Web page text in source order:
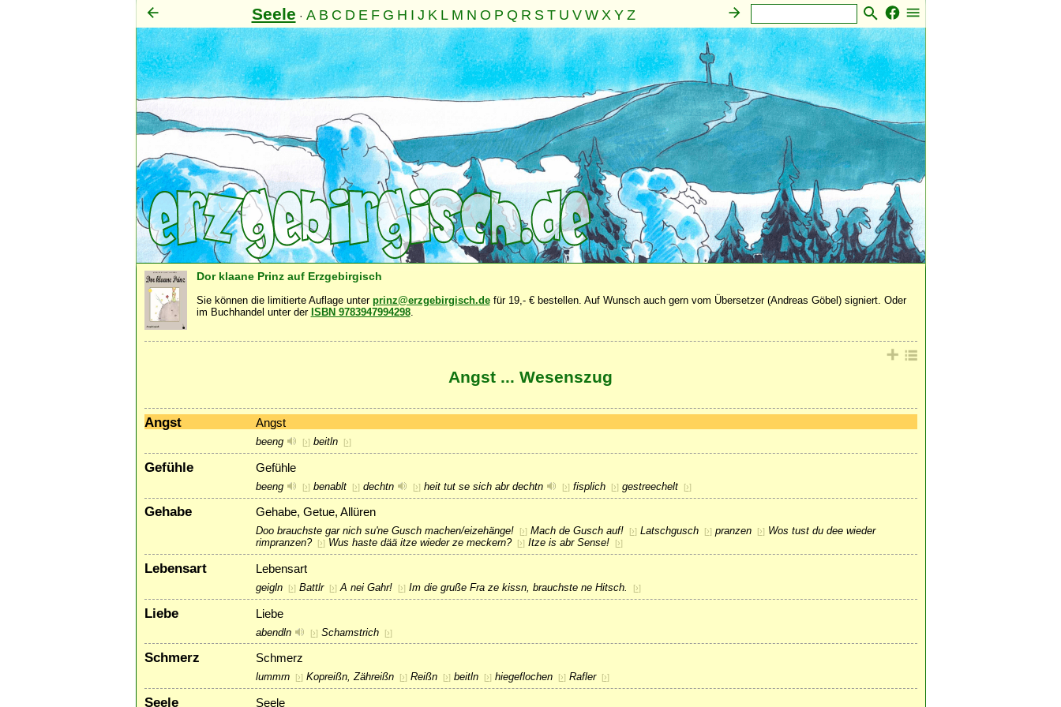
Seele · A B C D E F G H I J K L M N O P Q R S T U V W X Y Z
Mensch· Geist·Familie·Gemeinschaft ·Nahrung·Natur·Sonstiges
Dor klaane Prinz auf Erzgebirgisch
Sie können die limitierte Auflage unter prinz@erzgebirgisch.defür 19,- € bestellen. Auf Wunsch auch gern vom Übersetzer (Andreas Göbel) signiert. Oder
im Buchhandel unter der ISBN 9783947994298.
Angst ... Wesenszug
Angst Angst
beeng [›] beitln [›]
Gefühle Gefühle
beeng [›] benablt [›] dechtn [›] heit tut se sich abr dechtn [›] fisplich [›] gestreechelt [›]
Gehabe Gehabe, Getue, Allüren
Doo brauchste gar nich su'ne Gusch machen/eizehänge! [›] Mach de Gusch auf! [›] Latschgusch [›] pranzen [›] Wos tust du dee wieder
rimpranzen?
[›] Wus haste dää itze wieder ze meckern? [›] Itze is abr Sense! [›]
Lebensart Lebensart
geigln [›] Battlr [›] A nei Gahr! [›] Im die gruße Fra ze kissn, brauchste ne Hitsch. [›]
Liebe Liebe
abendln [›] Schamstrich [›]
Schmerz Schmerz
lummrn [›] Kopreißn, Zähreißn [›] Reißn [›] beitln [›] hiegeflochen [›] Rafler [›]
Seele Seele